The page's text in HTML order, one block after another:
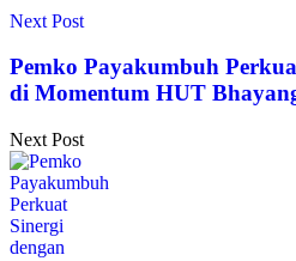
Next Post
Pemko Payakumbuh
di Momentum HUT
Next Post